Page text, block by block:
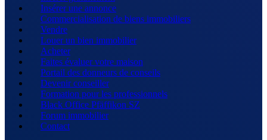
Insérer une annonce
Commercialisation de biens immobiliers
Vendre
Louer un bien immobilier
Acheter
Faites évaluer votre maison
Portail des donneurs de conseils
Devenir conseiller
Formation pour les professionnels
Black Office Pfäffikon SZ
Forum immobilier
Contact